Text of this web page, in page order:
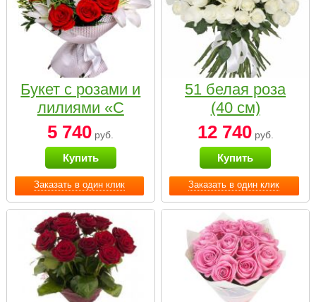
Заказать в один клик
Букет с розами и
лилиями «С
наилучшими
пожеланиями»
5 740 руб.
Купить
Заказать в один клик
51 белая роза
(40 см)
12 740руб.
Купить